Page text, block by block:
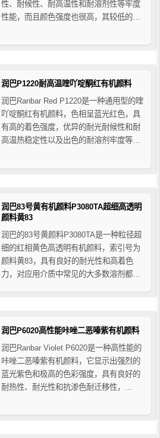
性、耐候性、耐高温性和耐溶剂性等牢度
性能，而且颜色强度也很高，其较低的粒
度、透明度和沉降性能，广泛用于工业涂
墨、UV油墨等。 ...
润巴P1220耐高温喹吖啶酮红有机颜料
润巴Ranbar Red P1220是一种通用型的喹
吖啶酮红有机颜料，色相呈蓝光红色，具
有高的着色强度，优异的耐光耐候性和耐
高温热稳定性以及出色的耐溶剂牢度等诸
常好的整体牢度性能使其适用于几乎所有
本。 ...
润巴83号黄有机颜料P3080TA超细高透明
颜料黄83
润巴的83号黄颜料P3080TA是一种粒径超
细的红相黄色高透明有机颜料，索引号为
颜料黄83，具有良好的耐光性和高着色
力，对应用介质中常见的大多数溶剂都表
生产无铅油漆和包装油墨。
润巴P6020高性能咔唑二恶嗪紫有机颜料
润巴Ranbar Violet P6020是一种高性能的
咔唑二恶嗪紫有机颜料，它显示出强烈的
蓝光紫色和极高的色彩强度，具有良好的
耐热性、耐光性和抗渗色耐迁移性，
用颜料着色的介质，特别推荐用于塑料领